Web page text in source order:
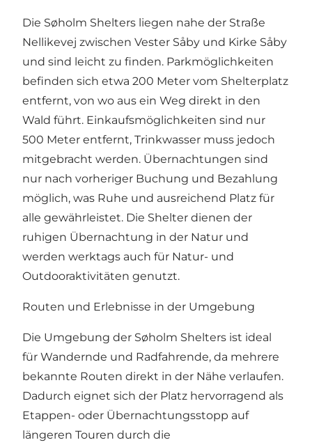
Die Søholm Shelters liegen nahe der Straße
Nellikevej zwischen Vester Såby und Kirke Såby
und sind leicht zu finden. Parkmöglichkeiten
befinden sich etwa 200 Meter vom Shelterplatz
entfernt, von wo aus ein Weg direkt in den
Wald führt. Einkaufsmöglichkeiten sind nur
500 Meter entfernt, Trinkwasser muss jedoch
mitgebracht werden. Übernachtungen sind
nur nach vorheriger Buchung und Bezahlung
möglich, was Ruhe und ausreichend Platz für
alle gewährleistet. Die Shelter dienen der
ruhigen Übernachtung in der Natur und
werden werktags auch für Natur- und
Outdooraktivitäten genutzt.
Routen und Erlebnisse in der Umgebung
Die Umgebung der Søholm Shelters ist ideal
für Wandernde und Radfahrende, da mehrere
bekannte Routen direkt in der Nähe verlaufen.
Dadurch eignet sich der Platz hervorragend als
Etappen- oder Übernachtungsstopp auf
längeren Touren durch die